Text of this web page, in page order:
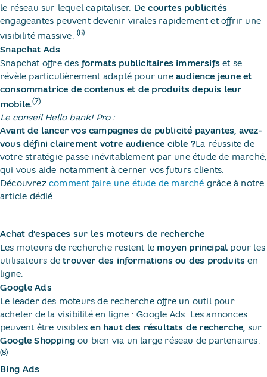
le réseau sur lequel capitaliser. Decourtes publicités
engageantes peuvent devenir virales rapidement et offrir une
visibilité massive. (6)
Snapchat Ads
Snapchat offre des formats publicitaires immersifs et se
révèle particulièrement adapté pour une audience jeune et
consommatrice de contenus et de produits depuis leur
mobile.(7)
Le conseil Hello bank! Pro :
Avant de lancer vos campagnes de publicité payantes, avez-
vous défini clairement votre audience cible ?La réussite de
votre stratégie passe inévitablement par une étude de marché,
qui vous aide notamment à cerner vos futurs clients.
Découvrez comment faire une étude de marché grâce à notre
article dédié.
Achat d’espaces sur les moteurs de recherche
Les moteurs de recherche restent le moyen principal pour les
utilisateurs detrouver des informations ou des produits en
ligne.
Google Ads
Le leader des moteurs de recherche offre un outil pour
acheter de la visibilité en ligne : Google Ads. Les annonces
peuvent être visiblesen haut des résultats de recherche, sur
Google Shopping ou bien via un large réseau de partenaires.
(8)
Bing Ads